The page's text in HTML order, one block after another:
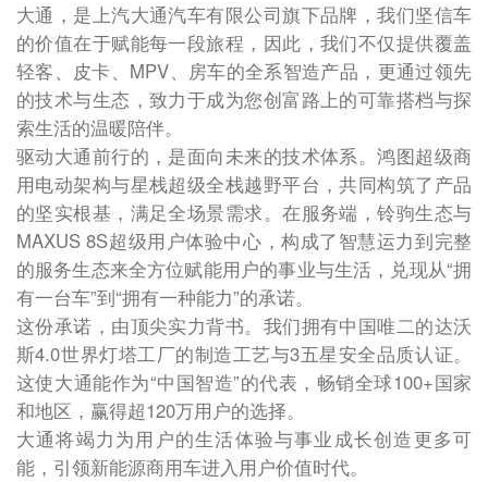
大通，是上汽大通汽车有限公司旗下品牌，我们坚信车
的价值在于赋能每一段旅程，因此，我们不仅提供覆盖
轻客、皮卡、MPV、房车的全系智造产品，更通过领先
的技术与生态，致力于成为您创富路上的可靠搭档与探
索生活的温暖陪伴。
驱动大通前行的，是面向未来的技术体系。鸿图超级商
用电动架构与星栈超级全栈越野平台，共同构筑了产品
的坚实根基，满足全场景需求。在服务端，铃驹生态与
MAXUS 8S超级用户体验中心，构成了智慧运力到完整
的服务生态来全方位赋能用户的事业与生活，兑现从“拥
有一台车”到“拥有一种能力”的承诺。
这份承诺，由顶尖实力背书。我们拥有中国唯二的达沃
斯4.0世界灯塔工厂的制造工艺与3五星安全品质认证。
这使大通能作为“中国智造”的代表，畅销全球100+国家
和地区，赢得超120万用户的选择。
大通将竭力为用户的生活体验与事业成长创造更多可
能，引领新能源商用车进入用户价值时代。